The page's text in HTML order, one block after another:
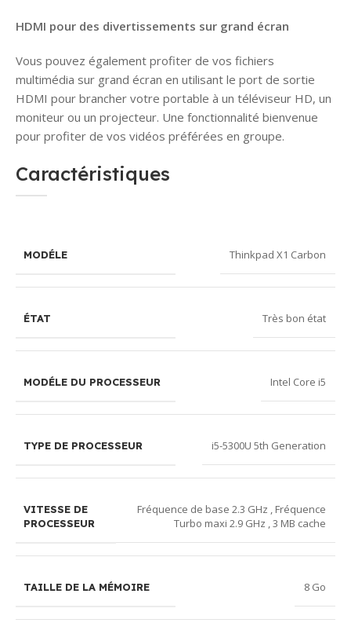
HDMI pour des divertissements sur grand écran
Vous pouvez également profiter de vos fichiers
multimédia sur grand écran en utilisant le port de sortie
HDMI pour brancher votre portable à un téléviseur HD, un
moniteur ou un projecteur. Une fonctionnalité bienvenue
pour profiter de vos vidéos préférées en groupe.
Caractéristiques
MODÉLE Thinkpad X1 Carbon
ÉTAT Très bon état
MODÉLE DU PROCESSEUR Intel Core i5
TYPE DE PROCESSEUR i5-5300U 5th Generation
VITESSE DE
PROCESSEUR
Fréquence de base 2.3 GHz , Fréquence
Turbo maxi 2.9 GHz , 3 MB cache
TAILLE DE LA MÉMOIRE 8 Go